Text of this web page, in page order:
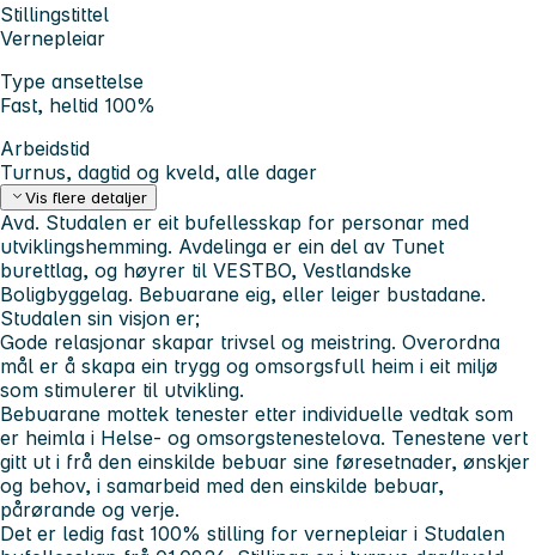
Stillingstittel
Vernepleiar
Type ansettelse
Fast, heltid 100%
Arbeidstid
Turnus, dagtid og kveld, alle dager
Vis flere detaljer
Avd. Studalen er eit bufellesskap for personar med
utviklingshemming. Avdelinga er ein del av Tunet
burettlag, og høyrer til VESTBO, Vestlandske
Boligbyggelag. Bebuarane eig, eller leiger bustadane.
Studalen sin visjon er;
Gode relasjonar skapar trivsel og meistring. Overordna
mål er å skapa ein trygg og omsorgsfull heim i eit miljø
som stimulerer til utvikling.
Bebuarane mottek tenester etter individuelle vedtak som
er heimla i Helse- og omsorgstenestelova. Tenestene vert
gitt ut i frå den einskilde bebuar sine føresetnader, ønskjer
og behov, i samarbeid med den einskilde bebuar,
pårørande og verje.
Det er ledig fast 100% stilling for vernepleiar i Studalen